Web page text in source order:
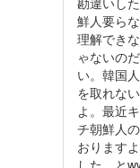
鮮人要ら
理解でき
ゃないの
い。韓国
を取れな
よ。最近
チ朝鮮人
おります